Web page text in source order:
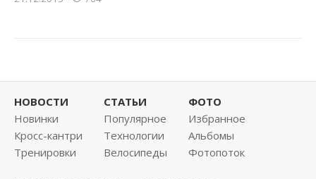
НОВОСТИ
Новинки
Кросс-кантри
Тренировки
СТАТЬИ
Популярное
Технологии
Велосипеды
ФОТО
Избранное
Альбомы
Фотопоток